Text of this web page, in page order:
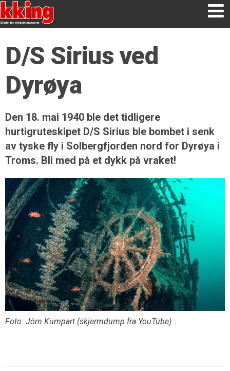
D/S Sirius ved
Dyrøya
Den 18. mai 1940 ble det tidligere
hurtigruteskipet D/S Sirius ble bombet i senk
av tyske fly i Solbergfjorden nord for Dyrøya i
Troms. Bli med på et dykk på vraket!
Foto: Jörn Kumpart (skjermdump fra YouTube)